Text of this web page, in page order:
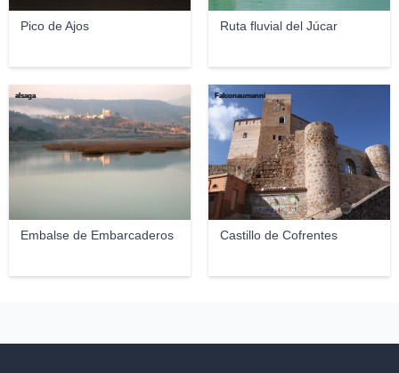
Pico de Ajos Ruta fluvial del Júcar
Embalse de Embarcaderos
alsaga
Castillo de Cofrentes
Falconaumanni